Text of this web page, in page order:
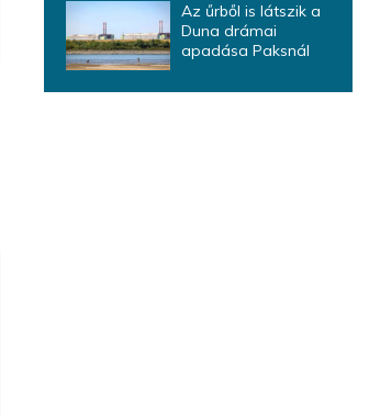
Az űrből is látszik a
Duna drámai
apadása Paksnál